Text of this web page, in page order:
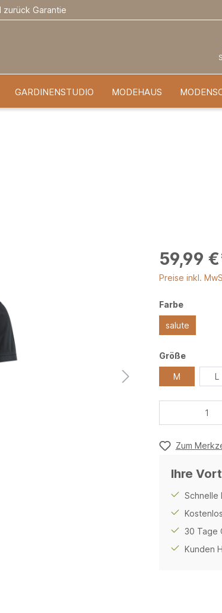
zurück Garantie
GARDINENSTUDIO MODEHAUS
59,99
Preise inkl.
Farbe
salute
Größe
M L
Zum
Ihre
Schnelle
30 Tage
Kunden